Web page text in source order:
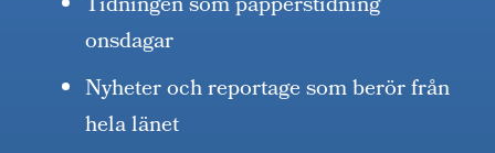
onsdagar
Nyheter och reportage som berör från
hela länet